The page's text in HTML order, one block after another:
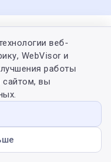
веб-
WebVisor и
работы
сайтом, вы